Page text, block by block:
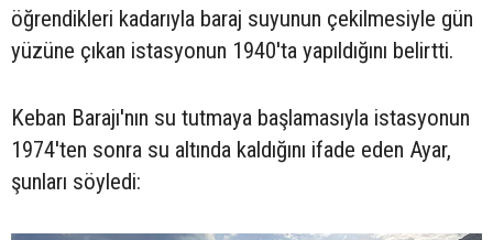
öğrendikleri kadarıyla baraj suyunun çekilmesiyle gün
yüzüne çıkan istasyonun 1940'ta yapıldığını belirtti.
Keban Barajı'nın su tutmaya başlamasıyla istasyonun
1974'ten sonra su altında kaldığını ifade eden Ayar,
şunları söyledi: